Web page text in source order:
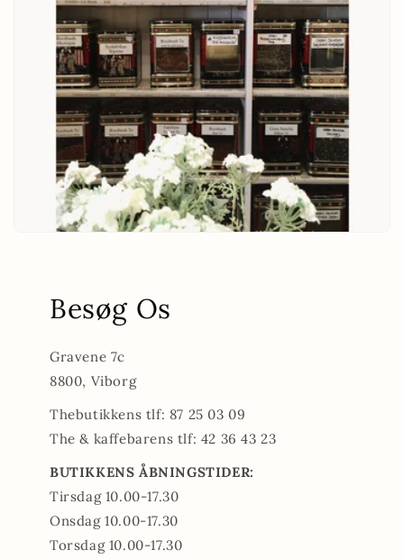
Besøg Os
Gravene 7c
8800, Viborg
Thebutikkens tlf: 87 25 03 09
The & kaffebarens tlf: 42 36 43 23
BUTIKKENS ÅBNINGSTIDER:
Tirsdag 10.00-17.30
Onsdag 10.00-17.30
Torsdag 10.00-17.30